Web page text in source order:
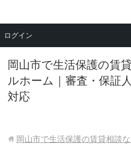
岡山市で生活保護の賃
ルホーム｜審査・保証
対応
メニュー
岡山市で生活保護の賃貸相談
ログイン